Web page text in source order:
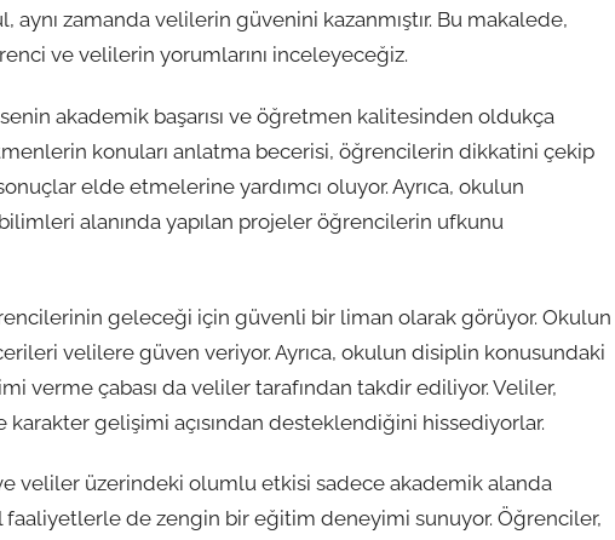
aynı zamanda velilerin güvenini kazanmıştır. Bu makalede,
ve velilerin yorumlarını inceleyeceğiz.
akademik başarısı ve öğretmen kalitesinden oldukça
konuları anlatma becerisi, öğrencilerin dikkatini çekip
elde etmelerine yardımcı oluyor. Ayrıca, okulun
alanında yapılan projeler öğrencilerin ufkunu
geleceği için güvenli bir liman olarak görüyor. Okulun
velilere güven veriyor. Ayrıca, okulun disiplin konusundaki
verme çabası da veliler tarafından takdir ediliyor. Veliler,
gelişimi açısından desteklendiğini hissediyorlar.
veliler üzerindeki olumlu etkisi sadece akademik alanda
faaliyetlerle de zengin bir eğitim deneyimi sunuyor. Öğrenciler,